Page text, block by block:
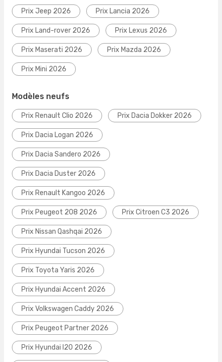
Prix Jeep 2026 Prix Lancia 2026
Prix Land-rover 2026 Prix Lexus 2026
Prix Maserati 2026 Prix Mazda 2026
Prix Mini 2026
Modèles neufs
Prix Renault Clio 2026 Prix Dacia Dokker 2026
Prix Dacia Logan 2026
Prix Dacia Sandero 2026
Prix Dacia Duster 2026
Prix Renault Kangoo 2026
Prix Peugeot 208 2026 Prix Citroen C3 2026
Prix Nissan Qashqai 2026
Prix Hyundai Tucson 2026
Prix Toyota Yaris 2026
Prix Hyundai Accent 2026
Prix Volkswagen Caddy 2026
Prix Peugeot Partner 2026
Prix Hyundai I20 2026